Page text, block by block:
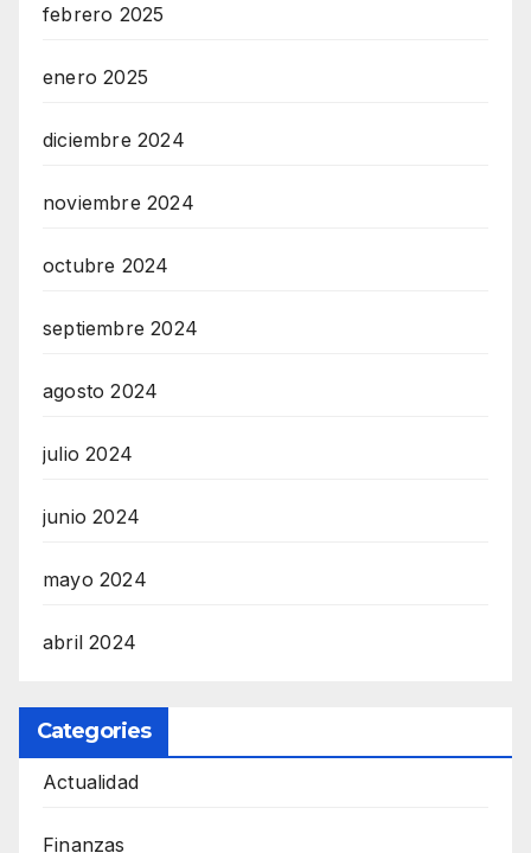
febrero 2025
enero 2025
diciembre 2024
noviembre 2024
octubre 2024
septiembre 2024
agosto 2024
julio 2024
junio 2024
mayo 2024
abril 2024
Categories
Actualidad
Finanzas